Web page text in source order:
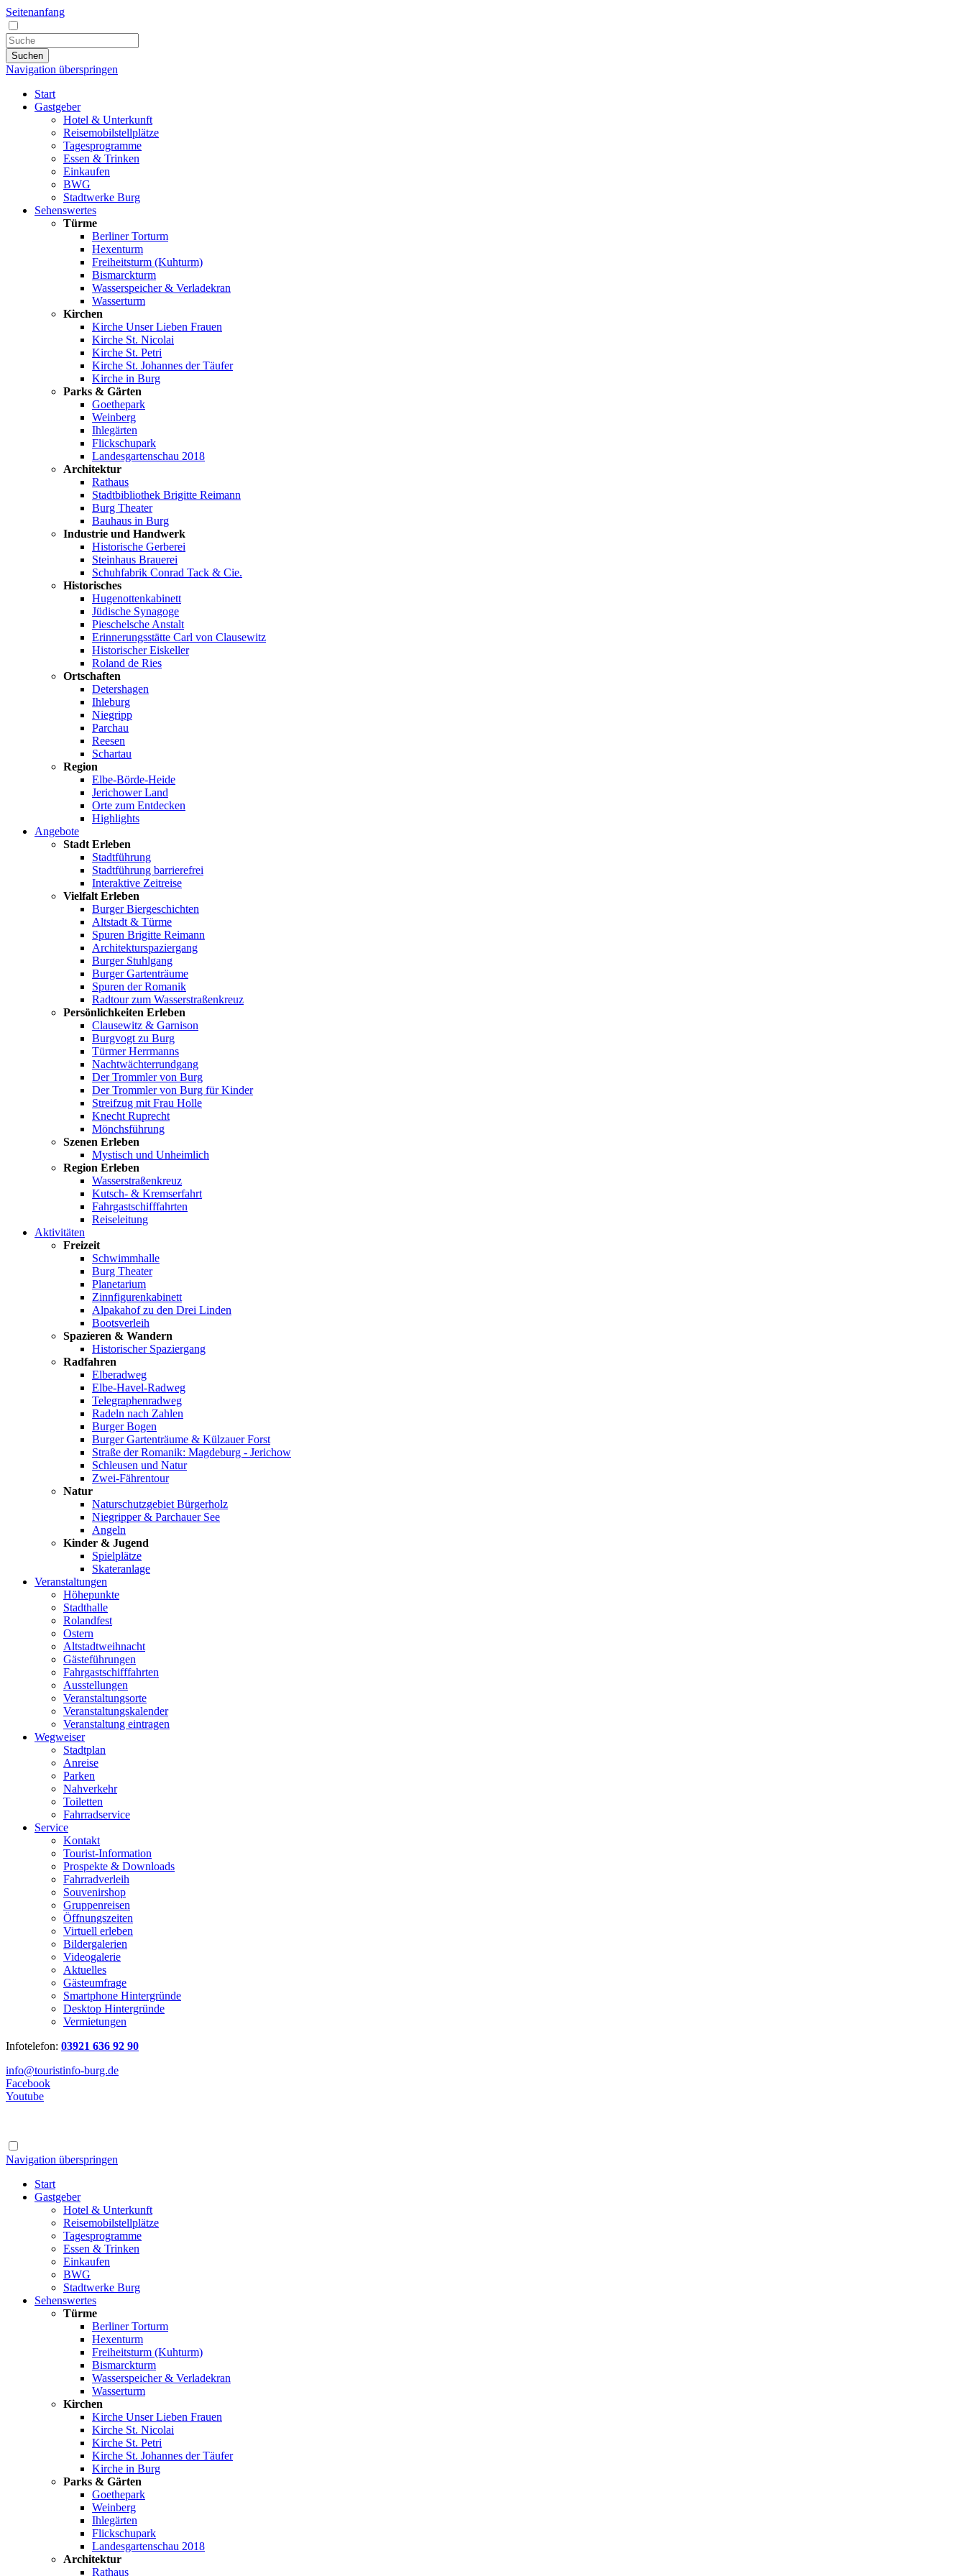
Seitenanfang
Suchen
Navigation überspringen
Start
Gastgeber
Hotel & Unterkunft
Reisemobilstellplätze
Tagesprogramme
Essen & Trinken
Einkaufen
BWG
Stadtwerke Burg
Sehenswertes
Türme
Berliner Torturm
Hexenturm
Freiheitsturm (Kuhturm)
Bismarckturm
Wasserspeicher & Verladekran
Wasserturm
Kirchen
Kirche Unser Lieben Frauen
Kirche St. Nicolai
Kirche St. Petri
Kirche St. Johannes der Täufer
Kirche in Burg
Parks & Gärten
Goethepark
Weinberg
Ihlegärten
Flickschupark
Landesgartenschau 2018
Architektur
Rathaus
Stadtbibliothek Brigitte Reimann
Burg Theater
Bauhaus in Burg
Industrie und Handwerk
Historische Gerberei
Steinhaus Brauerei
Schuhfabrik Conrad Tack & Cie.
Historisches
Hugenottenkabinett
Jüdische Synagoge
Pieschelsche Anstalt
Erinnerungsstätte Carl von Clausewitz
Historischer Eiskeller
Roland de Ries
Ortschaften
Detershagen
Ihleburg
Niegripp
Parchau
Reesen
Schartau
Region
Elbe-Börde-Heide
Jerichower Land
Orte zum Entdecken
Highlights
Angebote
Stadt Erleben
Stadtführung
Stadtführung barrierefrei
Interaktive Zeitreise
Vielfalt Erleben
Burger Biergeschichten
Altstadt & Türme
Spuren Brigitte Reimann
Architekturspaziergang
Burger Stuhlgang
Burger Gartenträume
Spuren der Romanik
Radtour zum Wasserstraßenkreuz
Persönlichkeiten Erleben
Clausewitz & Garnison
Burgvogt zu Burg
Türmer Herrmanns
Nachtwächterrundgang
Der Trommler von Burg
Der Trommler von Burg für Kinder
Streifzug mit Frau Holle
Knecht Ruprecht
Mönchsführung
Szenen Erleben
Mystisch und Unheimlich
Region Erleben
Wasserstraßenkreuz
Kutsch- & Kremserfahrt
Fahrgastschifffahrten
Reiseleitung
Aktivitäten
Freizeit
Schwimmhalle
Burg Theater
Planetarium
Zinnfigurenkabinett
Alpakahof zu den Drei Linden
Bootsverleih
Spazieren & Wandern
Historischer Spaziergang
Radfahren
Elberadweg
Elbe-Havel-Radweg
Telegraphenradweg
Radeln nach Zahlen
Burger Bogen
Burger Gartenträume & Külzauer Forst
Straße der Romanik: Magdeburg - Jerichow
Schleusen und Natur
Zwei-Fährentour
Natur
Naturschutzgebiet Bürgerholz
Niegripper & Parchauer See
Angeln
Kinder & Jugend
Spielplätze
Skateranlage
Veranstaltungen
Höhepunkte
Stadthalle
Rolandfest
Ostern
Altstadtweihnacht
Gästeführungen
Fahrgastschifffahrten
Ausstellungen
Veranstaltungsorte
Veranstaltungskalender
Veranstaltung eintragen
Wegweiser
Stadtplan
Anreise
Parken
Nahverkehr
Toiletten
Fahrradservice
Service
Kontakt
Tourist-Information
Prospekte & Downloads
Fahrradverleih
Souvenirshop
Gruppenreisen
Öffnungszeiten
Virtuell erleben
Bildergalerien
Videogalerie
Aktuelles
Gästeumfrage
Smartphone Hintergründe
Desktop Hintergründe
Vermietungen
Infotelefon: 03921 636 92 90
info@touristinfo-burg.de
Facebook
Youtube
Navigation überspringen
Start
Gastgeber
Hotel & Unterkunft
Reisemobilstellplätze
Tagesprogramme
Essen & Trinken
Einkaufen
BWG
Stadtwerke Burg
Sehenswertes
Türme
Berliner Torturm
Hexenturm
Freiheitsturm (Kuhturm)
Bismarckturm
Wasserspeicher & Verladekran
Wasserturm
Kirchen
Kirche Unser Lieben Frauen
Kirche St. Nicolai
Kirche St. Petri
Kirche St. Johannes der Täufer
Kirche in Burg
Parks & Gärten
Goethepark
Weinberg
Ihlegärten
Flickschupark
Landesgartenschau 2018
Architektur
Rathaus